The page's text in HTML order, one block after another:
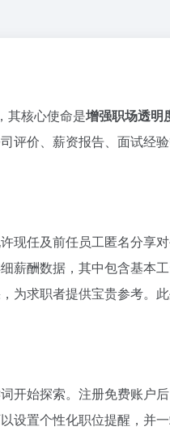
其核心使命是增强职场透明
评价、薪资报告、面试经
现任及前任员工匿名分享
薪酬数据，其中包含基本
为求职者提供宝贵参考。
开始探索。注册免费账户
置个性化职位提醒，并